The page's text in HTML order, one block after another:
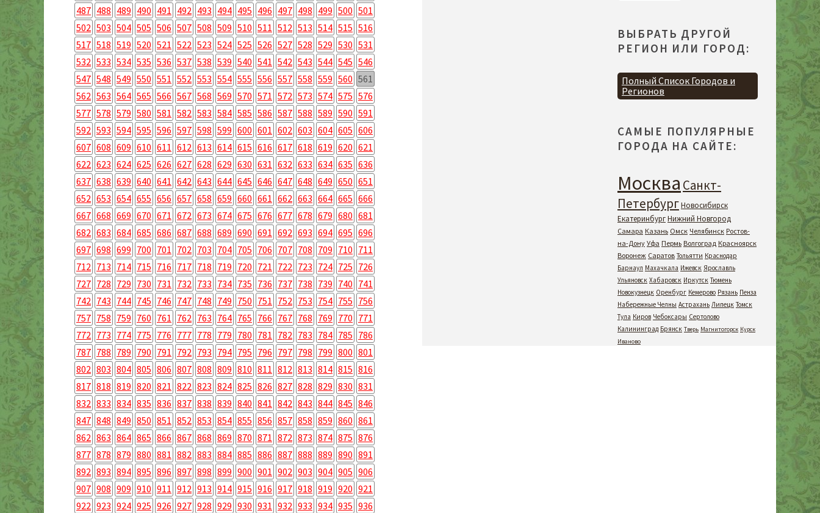
487 488 489 490 491 492 493 494 495 496 497 498 499 500 501
502 503 504 505 506 507 508 509 510 511 512 513 514 515 516
517 518 519 520 521 522 523 524 525 526 527 528 529 530 531
532 533 534 535 536 537 538 539 540 541 542 543 544 545 546
547 548 549 550 551 552 553 554 555 556 557 558 559 560 561
562 563 564 565 566 567 568 569 570 571 572 573 574 575 576
577 578 579 580 581 582 583 584 585 586 587 588 589 590 591
592 593 594 595 596 597 598 599 600 601 602 603 604 605 606
607 608 609 610 611 612 613 614 615 616 617 618 619 620 621
622 623 624 625 626 627 628 629 630 631 632 633 634 635 636
637 638 639 640 641 642 643 644 645 646 647 648 649 650 651
652 653 654 655 656 657 658 659 660 661 662 663 664 665 666
667 668 669 670 671 672 673 674 675 676 677 678 679 680 681
682 683 684 685 686 687 688 689 690 691 692 693 694 695 696
697 698 699 700 701 702 703 704 705 706 707 708 709 710 711
712 713 714 715 716 717 718 719 720 721 722 723 724 725 726
727 728 729 730 731 732 733 734 735 736 737 738 739 740 741
742 743 744 745 746 747 748 749 750 751 752 753 754 755 756
757 758 759 760 761 762 763 764 765 766 767 768 769 770 771
772 773 774 775 776 777 778 779 780 781 782 783 784 785 786
787 788 789 790 791 792 793 794 795 796 797 798 799 800 801
802 803 804 805 806 807 808 809 810 811 812 813 814 815 816
817 818 819 820 821 822 823 824 825 826 827 828 829 830 831
832 833 834 835 836 837 838 839 840 841 842 843 844 845 846
847 848 849 850 851 852 853 854 855 856 857 858 859 860 861
862 863 864 865 866 867 868 869 870 871 872 873 874 875 876
877 878 879 880 881 882 883 884 885 886 887 888 889 890 891
892 893 894 895 896 897 898 899 900 901 902 903 904 905 906
907 908 909 910 911 912 913 914 915 916 917 918 919 920 921
922 923 924 925 926 927 928 929 930 931 932 933 934 935 936
ВЫБРАТЬ ДРУГОЙ
РЕГИОН ИЛИ ГОРОД:
Полный Список Городов и
Регионов
САМЫЕ ПОПУЛЯРНЫЕ
ГОРОДА НА САЙТЕ:
Москва Санкт-
ПетербургНовосибирск
ЕкатеринбургНижний Новгород
Самара Казань Омск Челябинск Ростов-
на-Дону Уфа Пермь Волгоград Красноярск
Воронеж Саратов Тольятти Краснодар
Барнаул Махачкала Ижевск Ярославль
Ульяновск Хабаровск Иркутск Тюмень
Новокузнецк Оренбург Кемерово Рязань Пенза
Набережные Челны Астрахань Липецк Томск
Тула Киров Чебоксары Сертолово
Калининград Брянск Тверь Магнитогорск Курск
Иваново